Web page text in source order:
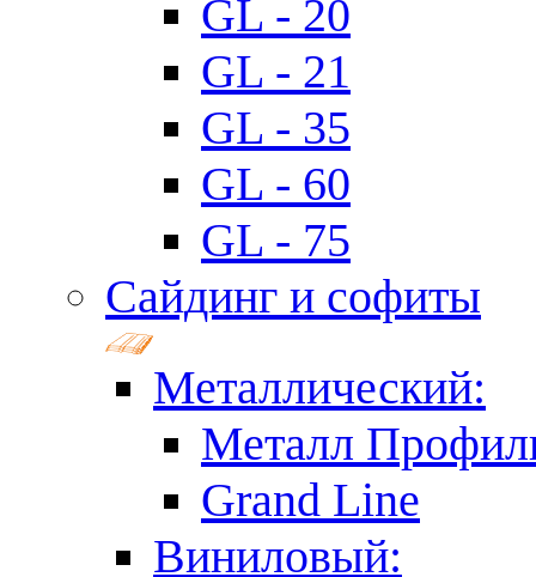
GL - 20
GL - 21
GL - 35
GL - 60
GL - 75
Сайдинг и софиты
Металлический:
Металл
Grand Line
Виниловый: